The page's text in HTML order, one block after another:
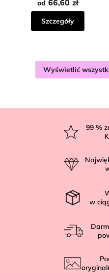
od 66,60 zł
Szczegóły
Wyświetlić
99 %
w